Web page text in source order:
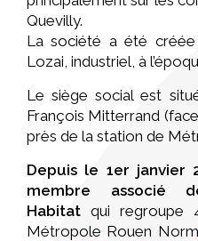
Quevilly.
La société a été
Lozai, industriel, à
Le siège social est
François Mitterrand
près de la station de
Depuis le 1er janvier
membre associé
Habitat qui regroupe
Métropole Rouen